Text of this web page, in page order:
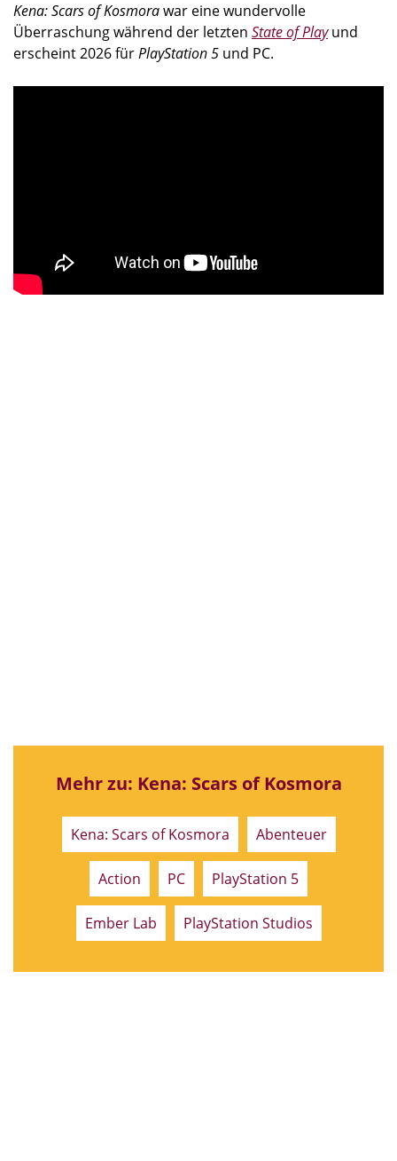
Kena: Scars of Kosmorawar eine wundervolle
Überraschung während der letzten State of Playund
erscheint 2026 fürPlayStation 5 und PC.
Mehr zu: Kena: Scars of Kosmora
Kena: Scars of Kosmora Abenteuer
Action PC PlayStation 5
Ember Lab PlayStation Studios